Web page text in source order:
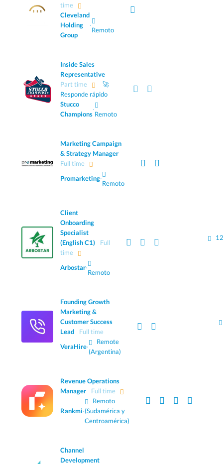
time
Cleveland
Holding
Group
·
Remoto
Inside Sales
Representative
Part time
🚀
Responde rápido
Stucco
Champions
·
Remoto
Marketing Campaign
& Strategy Manager
Full time
Promarketing·
Remoto
Client
Onboarding
Specialist
(English C1)
Full
time
Arbostar·
Remoto
Founding Growth
Marketing &
Customer Success
Lead
Full time
VeraHire·
Remote
(Argentina)
Revenue Operations
Manager
Full time
Rankmi·
Remoto
(Sudamérica y
Centroamérica)
Channel
Development